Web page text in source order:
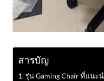
สารบัญ
รุ่น Gaming Chair ที่แนะ